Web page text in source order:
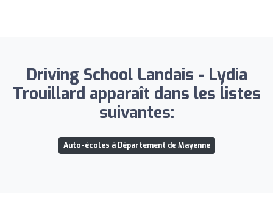
Driving School Landais - Lydia
Trouillard apparaît dans les listes
suivantes:
Auto-écoles à Département de Mayenne